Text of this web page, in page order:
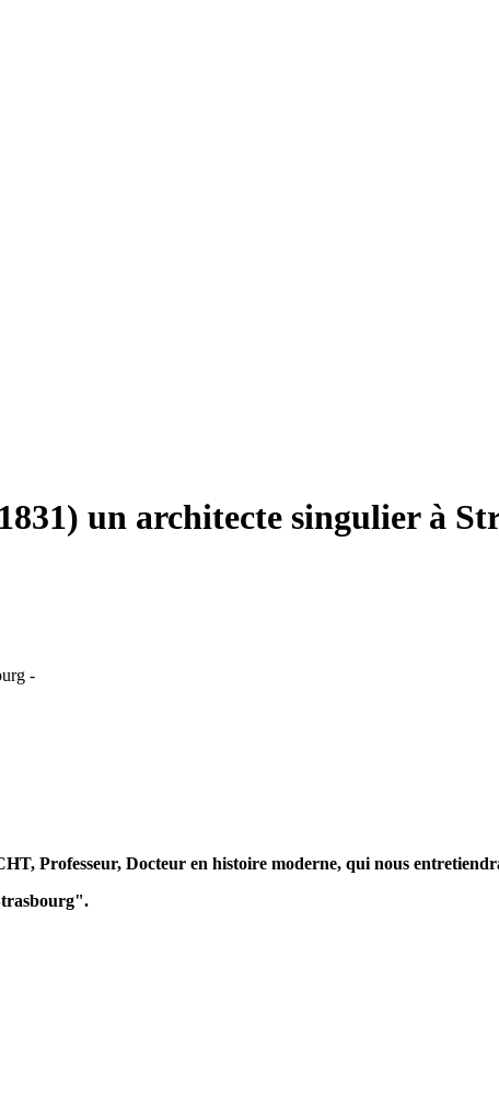
un architecte singulier à
-
Professeur, Docteur en histoire moderne, qui nous